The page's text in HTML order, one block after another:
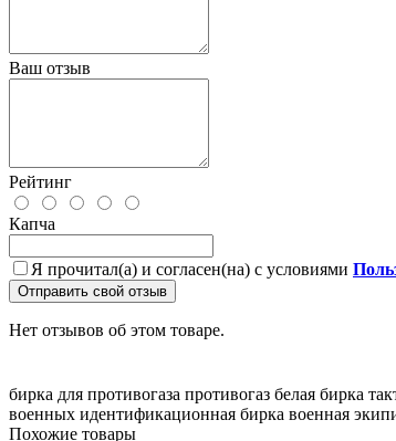
Ваш отзыв
Рейтинг
Капча
Я прочитал(а) и согласен(на) с условиями
Отправить свой отзыв
Нет отзывов об этом товаре.
бирка для противогаза противогаз белая бирка
военных идентификационная бирка военная
Похожие товары